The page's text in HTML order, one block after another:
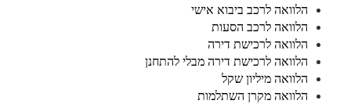
הלוואה לרכב ביבוא אישי
הלוואה לרכב הסעות
הלוואה לרכישת דירה
הלוואה לרכישת דירה מבלי להתחנן
הלוואה מיליון שקל
הלוואה מקרן השתלמות